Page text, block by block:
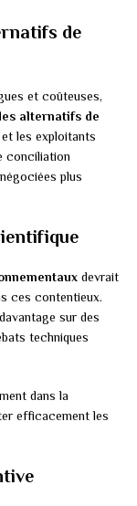
de
et coûteuses,
alternatifs de
les exploitants
conciliation
plus
devrait
ces contentieux.
sur des
techniques
dans la
efficacement les